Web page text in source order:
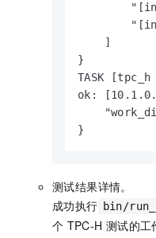
    ]
}
TASK
ok:
}
测试结果详情。
成功执行 bin/
个 TPC-H 测试的工